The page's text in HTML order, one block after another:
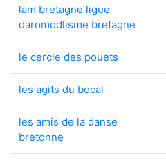
lam bretagne ligue
daromodlisme bretagne
le cercle des pouets
les agits du bocal
les amis de la danse
bretonne